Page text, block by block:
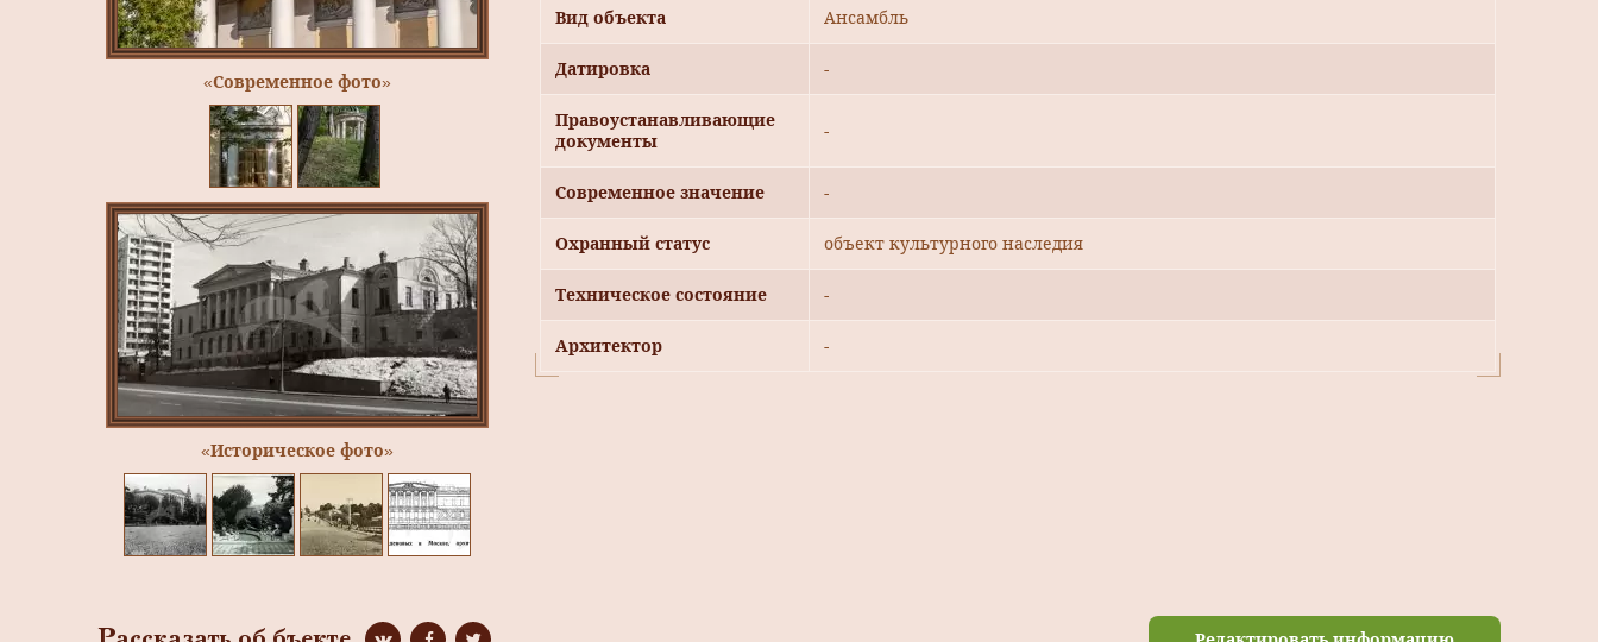
«Современное фото»
«Историческое фото»
Вид объекта Ансамбль
Датировка -
Правоустанавливающие
документы
-
Современное значение -
Охранный статус объект культурного наследия
Техническое состояние -
Архитектор -